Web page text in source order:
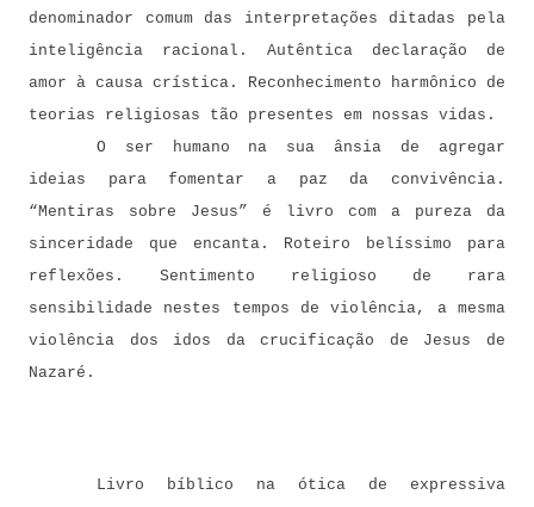
denominador comum das interpretações ditadas pela
inteligência racional. Autêntica declaração de
amor à causa crística. Reconhecimento harmônico de
teorias religiosas tão presentes em nossas vidas.
O ser humano na sua ânsia de agregar
ideias para fomentar a paz da convivência.
“Mentiras sobre Jesus” é livro com a pureza da
sinceridade que encanta. Roteiro belíssimo para
reflexões. Sentimento religioso de rara
sensibilidade nestes tempos de violência, a mesma
violência dos idos da crucificação de Jesus de
Nazaré.
Livro bíblico na ótica de expressiva